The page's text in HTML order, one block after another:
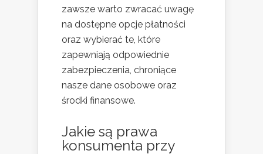
zawsze warto zwracać uwagę
na dostępne opcje płatności
oraz wybierać te, które
zapewniają odpowiednie
zabezpieczenia, chroniące
nasze dane osobowe oraz
środki finansowe.
Jakie są prawa
konsumenta przy